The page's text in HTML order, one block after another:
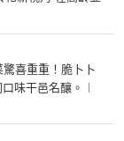
驚喜重重！脆卜卜
味干邑名釀。︱